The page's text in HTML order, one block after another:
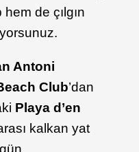
de çılgın
Antoni
Club’dan
Playa d’en
kalkan yat